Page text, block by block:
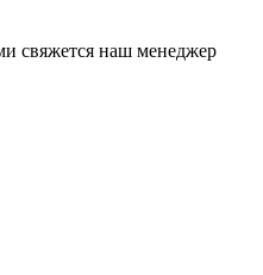
свяжется наш менеджер